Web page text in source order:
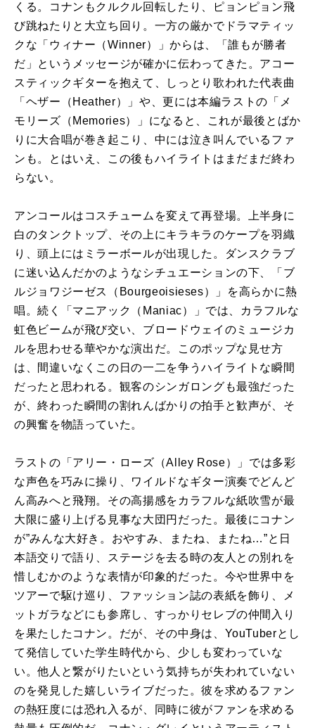
くる。コナンもクルクル回転したり、ピョンピョン飛
び跳ねたりと大立ち回り。一方の厳かでドラマティッ
クな「ウィナー（Winner）」からは、「誰もが勝者
だ」というメッセージが確かに伝わってきた。アコー
スティックギターを抱えて、しっとり歌われた代表曲
「ヘザー（Heather）」や、更には本編ラストの「メ
モリーズ（Memories）」になると、これが最後とばか
りに大合唱が巻き起こり、中には泣き叫んでいるファ
ンも。とはいえ、この後もハイライトはまだまだ終わ
らない。
アンコールはコスチュームを変えて再登場。上半身に
白のタンクトップ、その上にキラキラのケープを羽織
り、頭上にはミラーボールが出現した。ダンスクラブ
に迷い込んだかのようなシチュエーションの下、「ブ
ルジョワジーゼス（Bourgeoisieses）」を高らかに熱
唱。続く「マニアック（Maniac）」では、カラフルな
虹色ビームが飛び交い、ブロードウェイのミュージカ
ルを思わせる華やかな演出だ。このポップな見せ方
は、間違いなくこの日の一二を争うハイライトな瞬間
だったと思われる。観客のシンガロングも最強だった
が、終わった瞬間の割れんばかりの拍手と歓声が、そ
の興奮を物語っていた。
ラストの「アリー・ローズ（Alley Rose）」では多彩
な声色を巧みに操り、ワイルドなギター演奏でどんど
ん高みへと飛翔。その高揚感をカラフルな紙吹雪が最
大限に盛り上げる見事な大団円だった。最後にコナン
が”みんな大好き。おやすみ、またね、またね…”と日
本語交りで語り、ステージを去る時の友人との別れを
惜しむかのような表情が印象的だった。今や世界中を
ツアーで駆け巡り、ファッション誌の表紙を飾り、メ
ットガラなどにも参席し、すっかりセレブの仲間入り
を果たしたコナン。だが、その中身は、YouTuberとし
て発信していた学生時代から、少しも変わっていな
い。他人と繋がりたいという気持ちが失われていない
のを発見した嬉しいライブだった。彼を求めるファン
の熱狂度には恐れ入るが、同時に彼がファンを求める